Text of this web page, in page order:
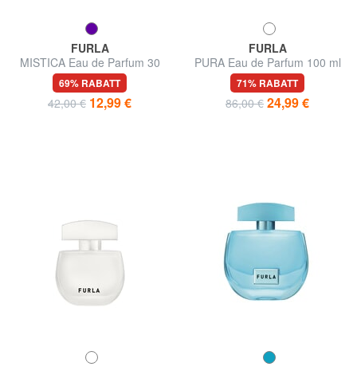
FURLA
MISTICA Eau de Parfum 30
ml
69% RABATT
42,00 € 12,99 €
FURLA
PURA Eau de Parfum 100 ml
71% RABATT
86,00 € 24,99 €